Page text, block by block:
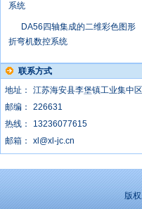
系统
DA56四轴集成的二维彩色图形
折弯机数控系统
联系方式
地址：
江苏海安县李堡镇工业集中区
邮编：
226631
热线：
13236077615
邮箱：
xl@xl-jc.cn
版